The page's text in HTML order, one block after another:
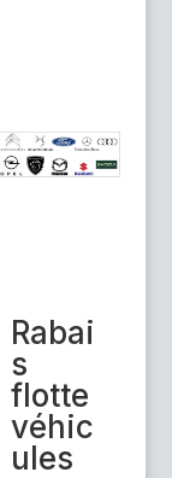
Rabai
s
flotte
véhic
ules